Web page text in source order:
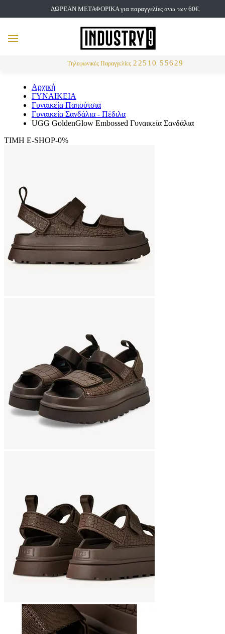
ΔΩΡΕΑΝ ΜΕΤΑΦΟΡΙΚΑ για παραγγελίες άνω των 60€.
Τηλεφωνικές Παραγγελίες 22510 55629
MENU
Αρχική
ΓΥΝΑΙΚΕΙΑ
Γυναικεία Παπούτσια
Γυναικεία Σανδάλια - Πέδιλα
UGG GoldenGlow Embossed Γυναικεία Σανδάλια
ΤΙΜΗ E-SHOP-0%